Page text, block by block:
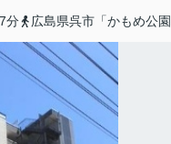
分 広島県呉市「かもめ公